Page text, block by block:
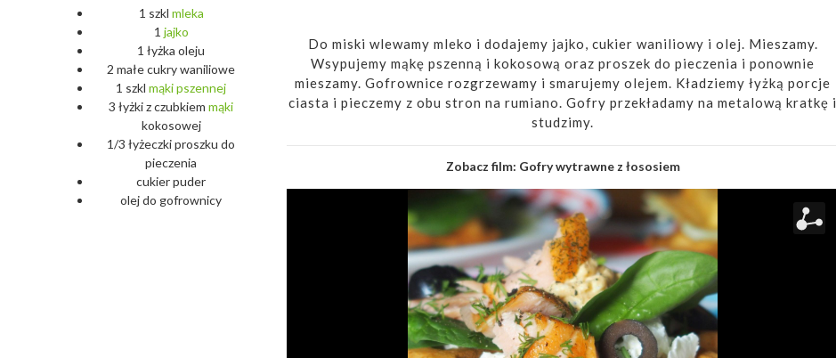
1 szkl mleka
1 jajko
1 łyżka oleju
2 małe cukry waniliowe
1 szkl mąkipszennej
3 łyżki z czubkiem mąki
kokosowej
1/3 łyżeczki proszku do
pieczenia
cukier puder
olej do gofrownicy
Do miski wlewamy mleko i dodajemy jajko, cukier waniliowy i olej. Mieszamy.
Wsypujemy mąkę pszenną i kokosową oraz proszek do pieczenia i ponownie
mieszamy. Gofrownice rozgrzewamy i smarujemy olejem. Kładziemy łyżką porcje
ciasta i pieczemy z obu stron na rumiano. Gofry przekładamy na metalową kratkę i
studzimy.
Zobacz film: Gofry wytrawne z łososiem